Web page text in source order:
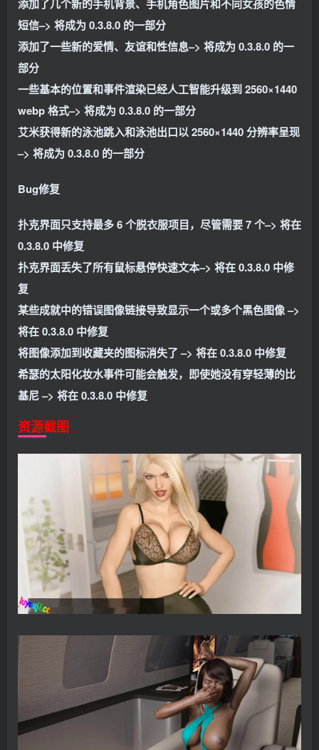
添加了几个新的手机背景、手机角色图片和不同女孩的色情
短信–> 将成为 0.3.8.0 的一部分
添加了一些新的爱情、友谊和性信息–> 将成为 0.3.8.0 的一
部分
一些基本的位置和事件渲染已经人工智能升级到 2560×1440
webp 格式–> 将成为 0.3.8.0 的一部分
艾米获得新的泳池跳入和泳池出口以 2560×1440 分辨率呈现
–> 将成为 0.3.8.0 的一部分
Bug修复
扑克界面只支持最多 6 个脱衣服项目，尽管需要 7 个–> 将在
0.3.8.0 中修复
扑克界面丢失了所有鼠标悬停快速文本–> 将在 0.3.8.0 中修
复
某些成就中的错误图像链接导致显示一个或多个黑色图像 –>
将在 0.3.8.0 中修复
将图像添加到收藏夹的图标消失了 –> 将在 0.3.8.0 中修复
希瑟的太阳化妆水事件可能会触发，即使她没有穿轻薄的比
基尼 –> 将在 0.3.8.0 中修复
资源截图